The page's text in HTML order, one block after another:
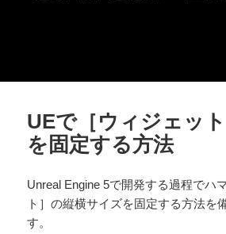
UEで［ウィジェッ
を固定する方法
Unreal Engine 5で開発する過程でハ
ト］の縦横サイズを固定する方法を
す。